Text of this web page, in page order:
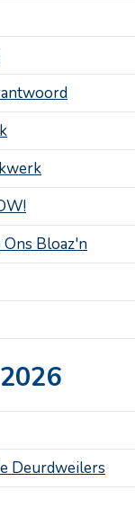
Bloaz'n
Deurdweilers